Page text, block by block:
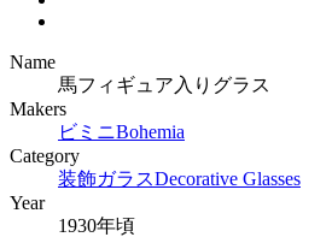
Name
馬フィギュア入りグラス
Makers
ビミニBohemia
Category
装飾ガラスDecorative Glasses
Year
1930年頃